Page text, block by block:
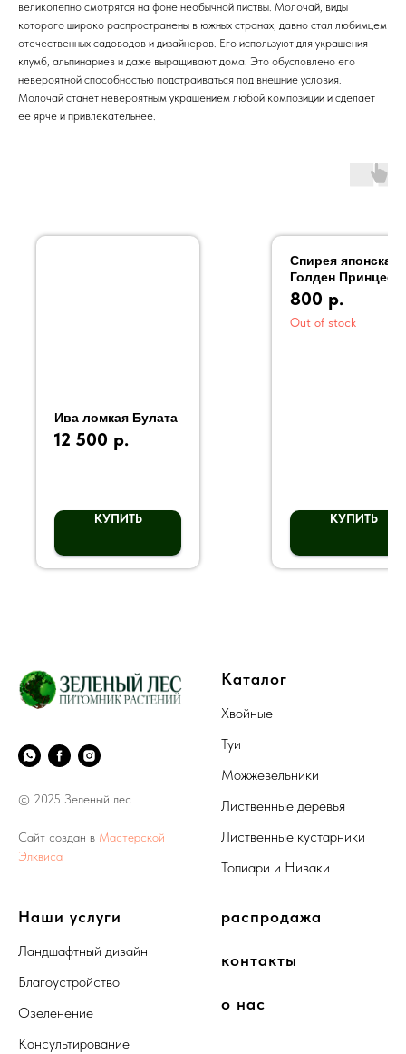
великолепно смотрятся на фоне необычной листвы. Молочай, виды
которого широко распространены в южных странах, давно стал любимцем
отечественных садоводов и дизайнеров. Его используют для украшения
клумб, альпинариев и даже выращивают дома. Это обусловлено его
невероятной способностью подстраиваться под внешние условия.
Молочай станет невероятным украшением любой композиции и сделает
ее ярче и привлекательнее.
Ива ломкая Булата
12 500 р.
КУПИТЬ
Спирея японская
Голден Принцесс
800 р.
Out of stock
КУПИТЬ
© 2025 Зеленый лес
Сайт создан в Мастерской
Элквиса
Каталог
Хвойные
Туи
Можжевельники
Лиственные деревья
Лиственные кустарники
Топиари и Ниваки
Наши услуги
Ландшафтный дизайн
Благоустройство
Озеленение
Консультирование
распродажа
контакты
о нас